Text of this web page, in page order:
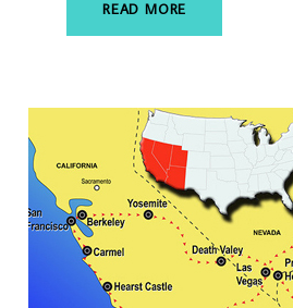
READ MORE